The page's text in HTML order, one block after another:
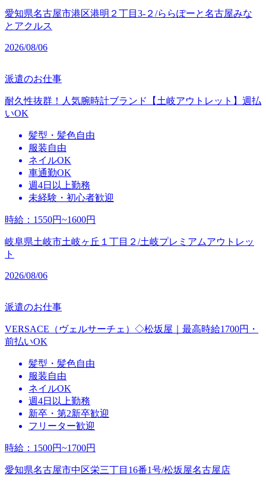
愛知県名古屋市港区港明２丁目3‐２/ららぽーと名古屋みな
とアクルス
2026/08/06
派遣のお仕事
耐久性抜群！人気腕時計ブランド【土岐アウトレット】週払
いOK
髪型・髪色自由
服装自由
ネイルOK
車通勤OK
週4日以上勤務
未経験・初心者歓迎
時給 ： 1550円~1600円
岐阜県土岐市土岐ヶ丘１丁目２/土岐プレミアムアウトレッ
ト
2026/08/06
派遣のお仕事
VERSACE（ヴェルサーチェ）◇松坂屋｜最高時給1700円・
前払いOK
髪型・髪色自由
服装自由
ネイルOK
週4日以上勤務
新卒・第2新卒歓迎
フリーター歓迎
時給 ： 1500円~1700円
愛知県名古屋市中区栄三丁目16番1号/松坂屋名古屋店